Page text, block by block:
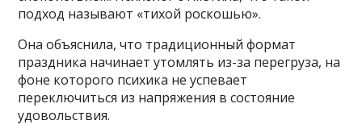
подход называют «тихой роскошью».
Она объяснила, что традиционный формат
праздника начинает утомлять из-за перегруза, на
фоне которого психика не успевает
переключиться из напряжения в состояние
удовольствия.